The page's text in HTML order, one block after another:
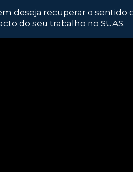
deseja recuperar o sentido
do seu trabalho no SUAS.